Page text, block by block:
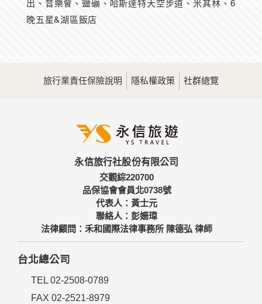
出、音樂會、鹽礦、哈斯達特天空步道、米其林、6
晚五星&湖區飯店
旅行業責任保險說明 隱私權政策 社群總覽
永信旅行社股份有限公司
交觀綜220700
品保協會會員北0738號
代表人：黃士元
聯絡人：彭姍瑋
法律顧問：禾和國際法律事務所 陳德弘 律師
台北總公司
TEL 02-2508-0789
FAX 02-2521-8979